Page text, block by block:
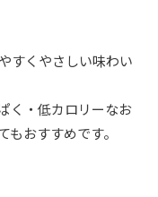
すくやさしい味わい
く・低カロリーなお
おすすめです。